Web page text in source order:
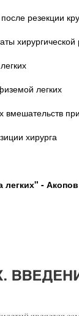
резекции
легких
вмешательств
хирурга
-